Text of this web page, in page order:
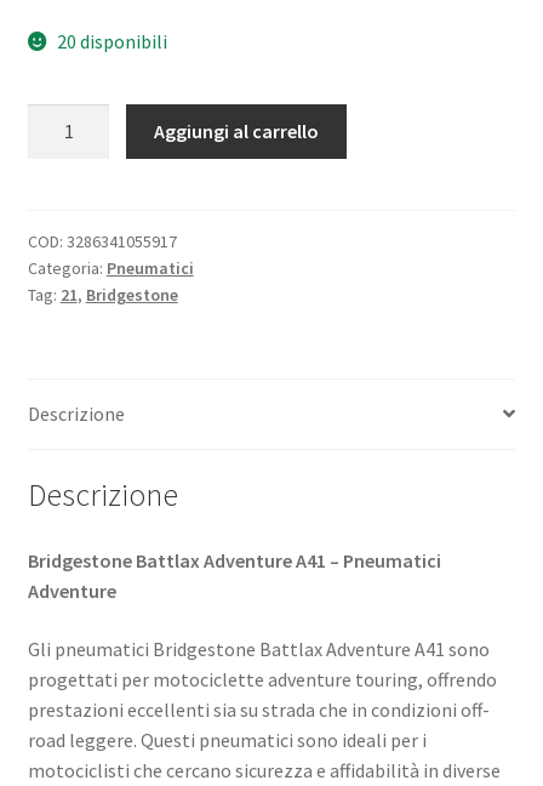
20 disponibili
-
21
(54V)
quantità
Aggiungi al carrello
COD: 3286341055917
Categoria: Pneumatici
Tag: 21, Bridgestone
Descrizione
Descrizione
Bridgestone Battlax Adventure A41 – Pneumatici
Adventure
Gli pneumatici Bridgestone Battlax Adventure A41 sono
progettati per motociclette adventure touring, offrendo
prestazioni eccellenti sia su strada che in condizioni off-
road leggere. Questi pneumatici sono ideali per i
motociclisti che cercano sicurezza e affidabilità in diverse